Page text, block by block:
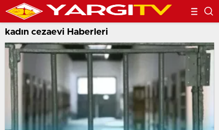
kadın cezaevi Haberleri